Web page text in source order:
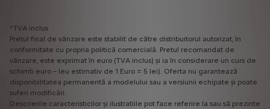
*TVA inclus
Pretul final de vânzare este stabilit de către distribuitorul autorizat, în
conformitate cu propria politică comercială. Pretul recomandat de
vânzare, este exprimat în euro (TVA inclus) și ia în considerare un curs de
schimb euro – leu estimativ de 1 Euro = 5 lei). Oferta nu garantează
disponibilitatea permanentă a modelului sau a versiunii echipate și poate
suferi modificări.
Descrierile caracteristicilor și ilustratiile pot face referire la sau să prezinte